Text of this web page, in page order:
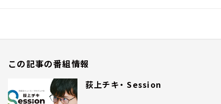
この記事の番組情報
荻上チキ・ Session